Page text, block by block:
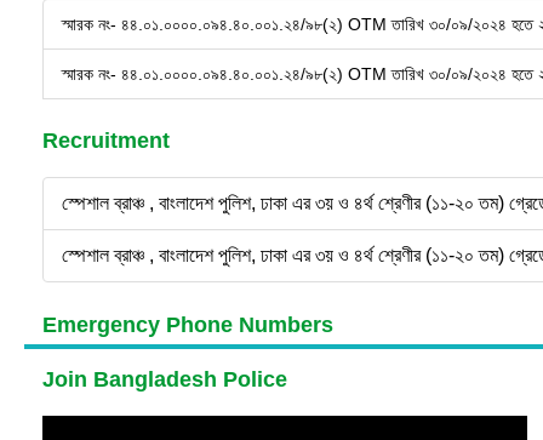
স্মারক নং- ৪৪.০১.০০০০.০৯৪.৪০.০০১.২৪/৯৮(২) OTM তারিখ ৩০/০৯/২০২৪ হতে
স্মারক নং- ৪৪.০১.০০০০.০৯৪.৪০.০০১.২৪/৯৮(২) OTM তারিখ ৩০/০৯/২০২৪ হতে
Recruitment
স্পেশাল ব্রাঞ্চ , বাংলাদেশ পুলিশ, ঢাকা এর ৩য় ও ৪র্থ শ্রেণীর (১১-২০ তম)
স্পেশাল ব্রাঞ্চ , বাংলাদেশ পুলিশ, ঢাকা এর ৩য় ও ৪র্থ শ্রেণীর (১১-২০ তম)
Emergency Phone Numbers
Join Bangladesh Police